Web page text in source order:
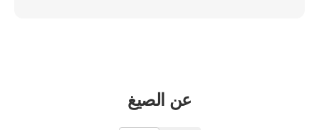
عن الصيغ